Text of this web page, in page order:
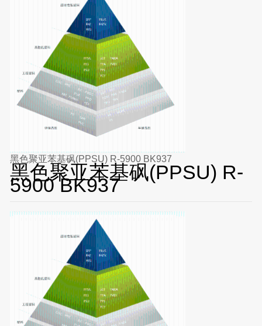
黑色聚亚苯基砜(PPSU) R-5900 BK937
黑色聚亚苯基砜(PPSU) R-
5900 BK937